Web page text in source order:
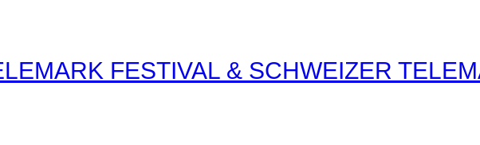
FESTIVAL & SCHWEIZER